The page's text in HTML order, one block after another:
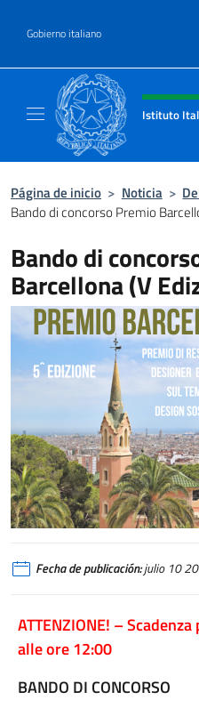
Gobierno italiano
Encabezado
Istituto
Página de inicio > Noticia >
Bando di concorso Premio
Bando di
Barcellona (V
Fecha de publicación:julio 10
ATTENZIONE! –
alle ore 12:00
BANDO DI CONCORSO